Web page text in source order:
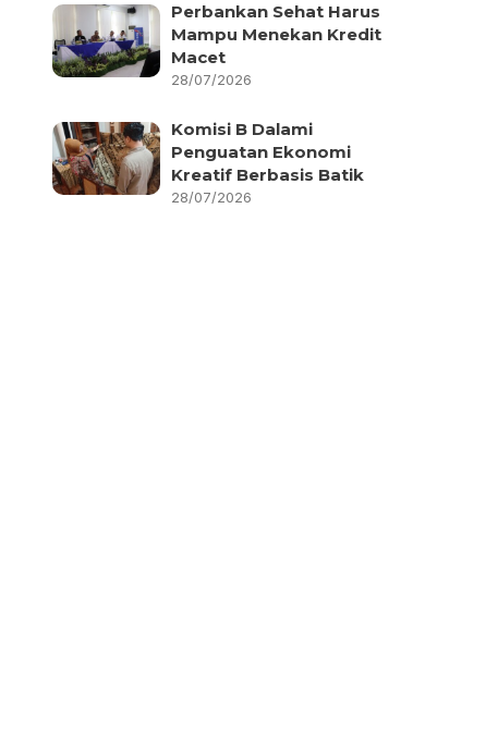
Perbankan Sehat Harus
Mampu Menekan Kredit
Macet
28/07/2026
Komisi B Dalami
Penguatan Ekonomi
Kreatif Berbasis Batik
28/07/2026